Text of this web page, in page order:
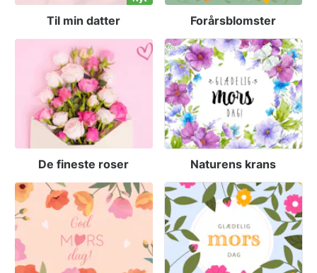
Til min datter Forårsblomster
De fineste roser Naturens krans